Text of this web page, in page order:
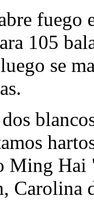
fuego
105
se
Ming Hai
Carolina